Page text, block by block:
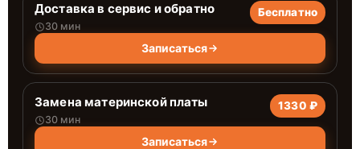
Доставка в сервис и обратно
30 мин
Бесплатно
Записаться
Замена материнской платы
30 мин
1330 ₽
Записаться